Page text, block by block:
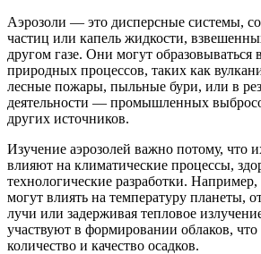
Аэрозоли — это дисперсные системы,
частиц или капель жидкости,
другом газе. Они могут образовываться в
природных процессов, таких как
лесные пожары, пыльные бури, или в
деятельности — промышленных
других источников.
Изучение аэрозолей важно потому, что
влияют на климатические процессы,
технологические разработки.
могут влиять на температуру планеты,
лучи или задерживая тепловое
участвуют в формировании облаков, что
количество и качество осадков.